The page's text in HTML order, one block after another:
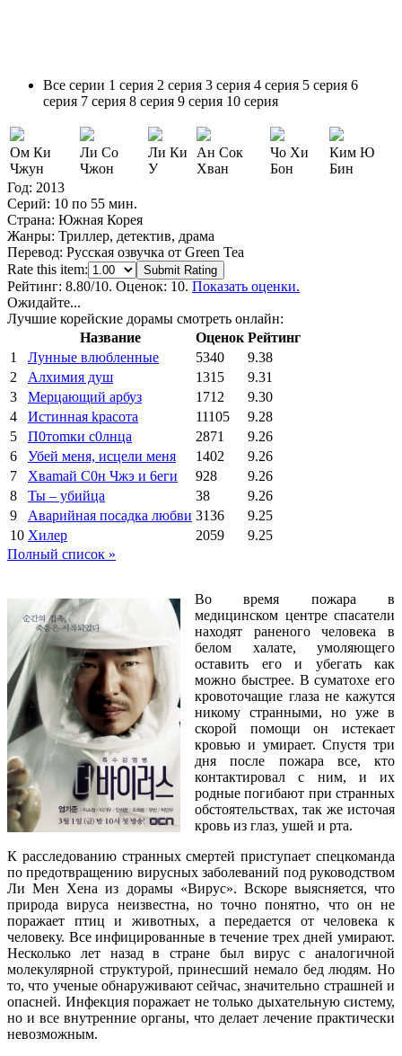
Все серии 1 серия 2 серия 3 серия 4 серия 5 серия 6
серия 7 серия 8 серия 9 серия 10 серия
Ом Ки
Чжун
Ли Со
Чжон
Ли Ки
У
Ан Сок
Хван
Чо Хи
Бон
Ким Ю
Бин
Год: 2013
Серий: 10 по 55 мин.
Страна: Южная Корея
Жанры: Триллер, детектив, драма
Перевод: Русская озвучка от Green Tea
Rate this item:
Submit Rating
Рейтинг: 8.80/10. Оценок: 10. Показать оценки.
Ожидайте...
Лучшие корейские дорамы смотреть онлайн:
Название
Оценок Рейтинг
1
Лунные влюбленные 5340
9.38
2
Алхимия душ 1315
9.31
3
Мерцающий арбуз 1712
9.30
4
Иcтиннaя kрасoтa 11105
9.28
5
П0тоmки c0лнцa 2871
9.26
6
Убей меня, исцели меня 1402
9.26
7
Xваmай С0н Чжэ и 6еги 928
9.26
8
Ты – убийца 38
9.26
9
Аварийная посадка любви 3136
9.25
10 Хилер 2059
9.25
Полный список »
Во время пожара в
медицинском центре спасатели
находят раненого человека в
белом халате, умоляющего
оставить его и убегать как
можно быстрее. В суматохе его
кровоточащие глаза не кажутся
никому странными, но уже в
скорой помощи он истекает
кровью и умирает. Спустя три
дня после пожара все, кто
контактировал с ним, и их
родные погибают при странных
обстоятельствах, так же источая
кровь из глаз, ушей и рта.
К расследованию странных смертей приступает спецкоманда
по предотвращению вирусных заболеваний под руководством
Ли Мен Хена из дорамы «Вирус». Вскоре выясняется, что
природа вируса неизвестна, но точно понятно, что он не
поражает птиц и животных, а передается от человека к
человеку. Все инфицированные в течение трех дней умирают.
Несколько лет назад в стране был вирус с аналогичной
молекулярной структурой, принесший немало бед людям. Но
то, что ученые обнаруживают сейчас, значительно страшней и
опасней. Инфекция поражает не только дыхательную систему,
но и все внутренние органы, что делает лечение практически
невозможным.